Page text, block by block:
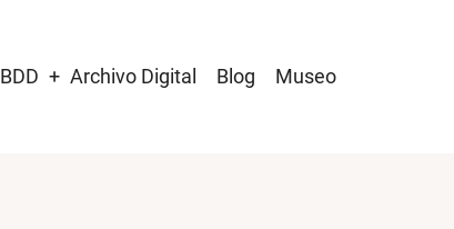
BDD Archivo Digital Blog Museo